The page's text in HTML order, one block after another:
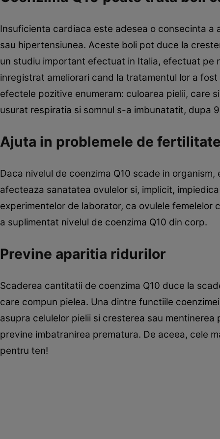
Insuficienta cardiaca este adesea o consecinta
sau hipertensiunea. Aceste boli pot duce la
un studiu important efectuat in Italia, efectuat pe
inregistrat ameliorari cand la tratamentul lor a
efectele pozitive enumeram: culoarea pielii, care
usurat respiratia si somnul s-a imbunatatit, dupa
Ajuta in problemele de
Daca nivelul de coenzima Q10 scade in
afecteaza sanatatea ovulelor si, implicit,
experimentelor de laborator, ca ovulele
a suplimentat nivelul de coenzima Q10 din corp.
Previne aparitia ridurilor
Scaderea cantitatii de coenzima Q10 duce la
care compun pielea. Una dintre functiile
asupra celulelor pielii si cresterea sau
previne imbatranirea prematura. De aceea, cele
pentru ten!